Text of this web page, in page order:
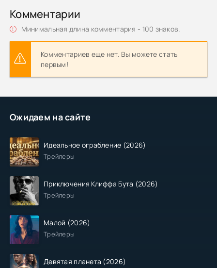
Ожидаем на сайте
Идеальное ограбление (2026)
Трейлеры
Приключения Клиффа Бута (2026)
Трейлеры
Малой (2026)
Трейлеры
Девятая планета (2026)
Комментарии
Минимальная длина комментария - 100 знаков.
Комментариев еще нет. Вы можете стать
первым!